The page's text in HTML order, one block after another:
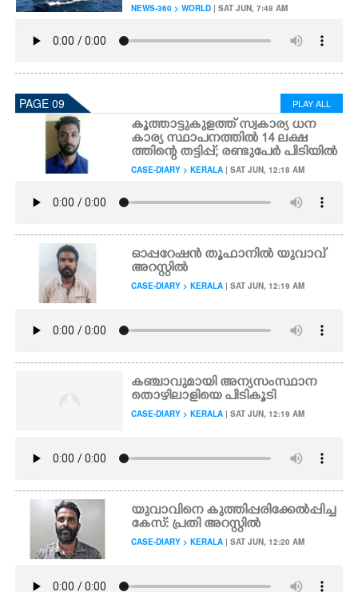
NEWS-360 > WORLD | SAT JUN, 7:48 AM
PAGE 09 PLAY ALL
കൂത്താട്ടുകുളത്ത് സ്വകാര്യ ധന
കാര്യ സ്ഥാപനത്തിൽ 14 ലക്ഷ
ത്തിന്റെ തട്ടിപ്പ്; രണ്ടുപേർ പിടിയിൽ
CASE-DIARY > KERALA | SAT JUN, 12:18 AM
ഓപ്പറേഷൻ തൂഫാനിൽ യുവാവ്
അറസ്റ്റിൽ
CASE-DIARY > KERALA | SAT JUN, 12:19 AM
കഞ്ചാവുമായി അന്യസംസ്ഥാന
തൊഴിലാളിയെ പിടികൂടി
CASE-DIARY > KERALA | SAT JUN, 12:19 AM
യുവാവിനെ കുത്തിപ്പരിക്കേൽപ്പിച്ച
കേസ്: പ്രതി അറസ്റ്റിൽ
CASE-DIARY > KERALA | SAT JUN, 12:20 AM